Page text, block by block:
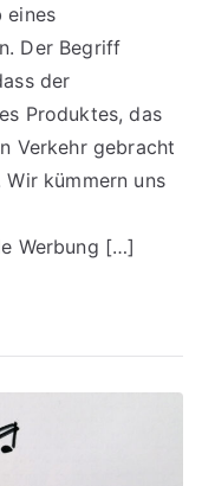
eines
Der Begriff
der
Produktes, das
Verkehr gebracht
kümmern uns
Werbung […]